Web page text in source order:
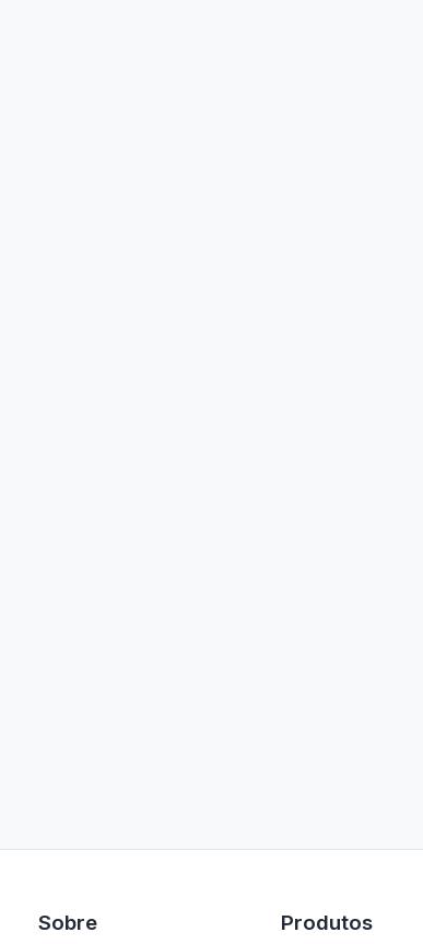
Sobre Produtos